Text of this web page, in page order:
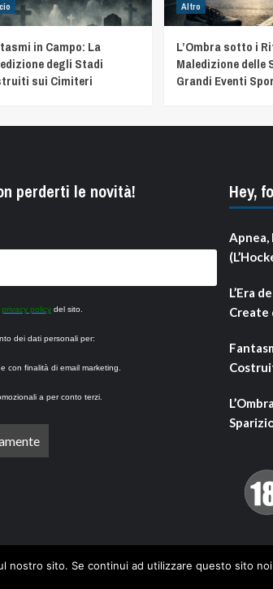
in Campo: La
degli Stadi
sui Cimiteri
Altro
L’Ombra sotto i
Maledizione delle
Grandi Eventi
perderti le novità!
privacy policydel sito.
dei dati personali per:
con finalità di email marketing.
a per conto terzi.
Hey,
Apnea,
L’Era
Create
sito. Se continui ad utilizzare questo sito